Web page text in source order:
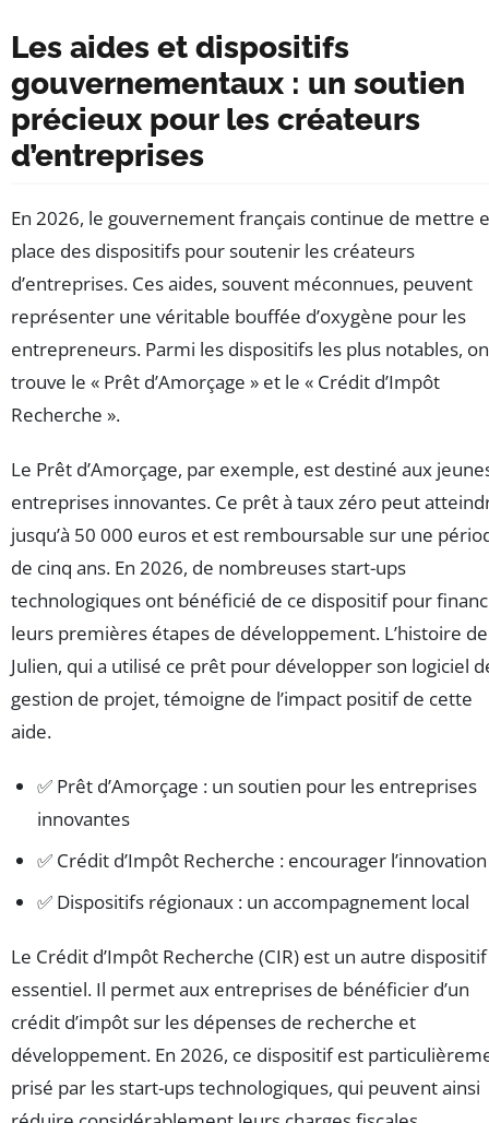
Les aides et dispositifs
gouvernementaux : un soutien
précieux pour les créateurs
d’entreprises
En 2026, le gouvernement français continue de mettre
place des dispositifs pour soutenir les créateurs
d’entreprises. Ces aides, souvent méconnues, peuvent
représenter une véritable bouffée d’oxygène pour les
entrepreneurs. Parmi les dispositifs les plus notables, on
trouve le « Prêt d’Amorçage » et le « Crédit d’Impôt
Recherche ».
Le Prêt d’Amorçage, par exemple, est destiné aux
entreprises innovantes. Ce prêt à taux zéro peut
jusqu’à 50 000 euros et est remboursable sur une
de cinq ans. En 2026, de nombreuses start-ups
technologiques ont bénéficié de ce dispositif pour
leurs premières étapes de développement. L’histoire de
Julien, qui a utilisé ce prêt pour développer son logiciel
gestion de projet, témoigne de l’impact positif de cette
aide.
✅ Prêt d’Amorçage : un soutien pour les entreprises
innovantes
✅ Crédit d’Impôt Recherche : encourager l’innovation
✅ Dispositifs régionaux : un accompagnement local
Le Crédit d’Impôt Recherche (CIR) est un autre dispositif
essentiel. Il permet aux entreprises de bénéficier d’un
crédit d’impôt sur les dépenses de recherche et
développement. En 2026, ce dispositif est
prisé par les start-ups technologiques, qui peuvent ainsi